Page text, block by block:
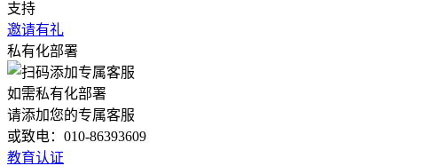
支持
邀请有礼
私有化部署
如需私有化部署
请添加您的专属客服
或致电：010-86393609
教育认证